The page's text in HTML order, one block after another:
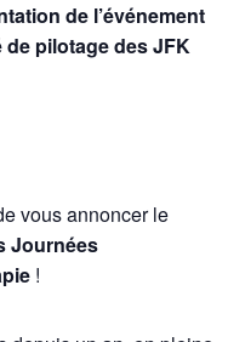
de l’événement
pilotage des JFK
vous annoncer le
Journées
!